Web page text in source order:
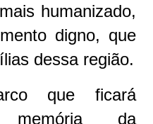
humanizado,
digno, que
dessa região.
que ficará
da